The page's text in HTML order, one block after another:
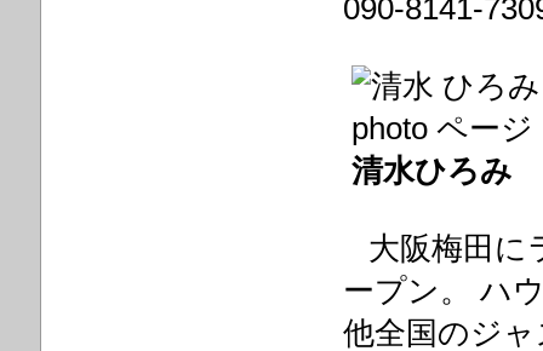
090-8141-
清水ひろみ
大阪梅田に
ープン。 ハ
他全国のジ